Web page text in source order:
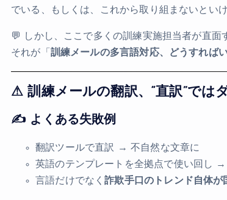
でいる、もしくは、これから取り組まないとい
💬 しかし、ここで多くの訓練実施担当者が直面
それが「 訓練メールの多言語対応、どうすれば
⚠ 訓練メールの翻訳、“直訳”では
✍ よくある失敗例
翻訳ツールで直訳 → 不自然な文章に
英語のテンプレートを全拠点で使い回し
言語だけでなく詐欺手口のトレンド自体が